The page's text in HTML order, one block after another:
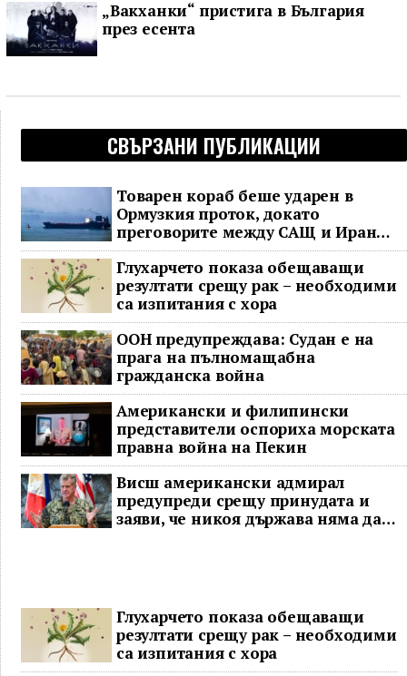
„Вакханки“ пристига в България
през есента
СВЪРЗАНИ ПУБЛИКАЦИИ
Товарен кораб беше ударен в
Ормузкия проток, докато
преговорите между САЩ и Иран
останаха в безизходица
Глухарчето показа обещаващи
резултати срещу рак – необходими
са изпитания с хора
ООН предупреждава: Судан е на
прага на пълномащабна
гражданска война
Американски и филипински
представители оспориха морската
правна война на Пекин
Висш американски адмирал
предупреди срещу принудата и
заяви, че никоя държава няма да
Глухарчето показа обещаващи
резултати срещу рак – необходими
са изпитания с хора